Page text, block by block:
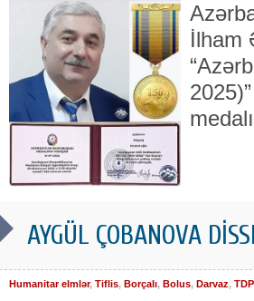
İlham
AYGÜL ÇOBANOVA
Humanitar elmlər, Tiflis, Borçalı, Bolus, Darvaz,